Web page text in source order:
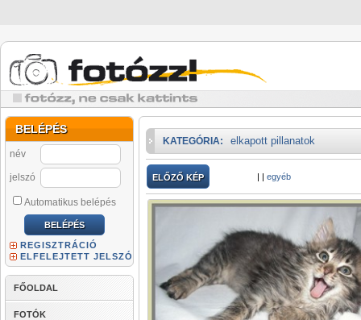
BELÉPÉS
név
jelszó
Automatikus belépés
REGISZTRÁCIÓ
ELFELEJTETT JELSZÓ
FŐOLDAL
FOTÓK
KATEGÓRIA: elkapott pillanatok
ELŐZŐ KÉP | | egyéb